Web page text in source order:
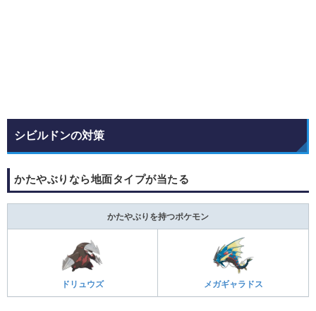
シビルドンの対策
かたやぶりなら地面タイプが当たる
かたやぶりを持つポケモン
ドリュウズ メガギャラドス